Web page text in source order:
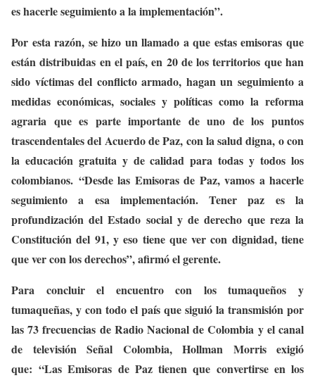
es hacerle seguimiento a la implementación”.
Por esta razón, se hizo un llamado a que estas emisoras que
están distribuidas en el país, en 20 de los territorios que han
sido víctimas del conflicto armado, hagan un seguimiento a
medidas económicas, sociales y políticas como la reforma
agraria que es parte importante de uno de los puntos
trascendentales del Acuerdo de Paz, con la salud digna, o con
la educación gratuita y de calidad para todas y todos los
colombianos. “Desde las Emisoras de Paz, vamos a hacerle
seguimiento a esa implementación. Tener paz es la
profundización del Estado social y de derecho que reza la
Constitución del 91, y eso tiene que ver con dignidad, tiene
que ver con los derechos”, afirmó el gerente.
Para concluir el encuentro con los tumaqueños y
tumaqueñas, y con todo el país que siguió la transmisión por
las 73 frecuencias de Radio Nacional de Colombia y el canal
de televisión Señal Colombia, Hollman Morris exigió
que: “Las Emisoras de Paz tienen que convertirse en los